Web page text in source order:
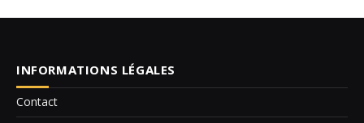
INFORMATIONS LÉGALES
Contact